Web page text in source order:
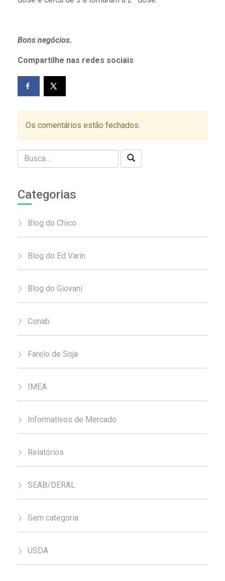
Bons negócios.
Compartilhe nas redes sociais
Os comentários estão fechados.
Categorias
Blog do Chico
Blog do Ed Varin
Blog do Giovani
Conab
Farelo de Soja
IMEA
Informativos de Mercado
Relatórios
SEAB/DERAL
Sem categoria
USDA